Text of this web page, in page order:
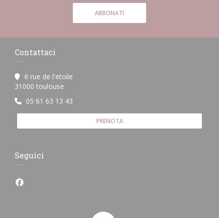
ABBONATI
Contattaci
6 rue de l'etoile
31000 toulouse
05 61 63 13 43
PRENOTA
Seguici
Facebook ((apre una nuova finestra))